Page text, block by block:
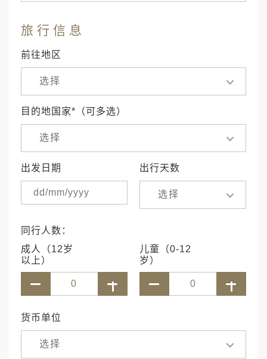
旅行信息
前往地区
选择
目的地国家*（可多选）
选择
出发日期 出行天数
选择
同行人数：
成人（12岁
以上）
儿童（0-12
岁）
货币单位
选择